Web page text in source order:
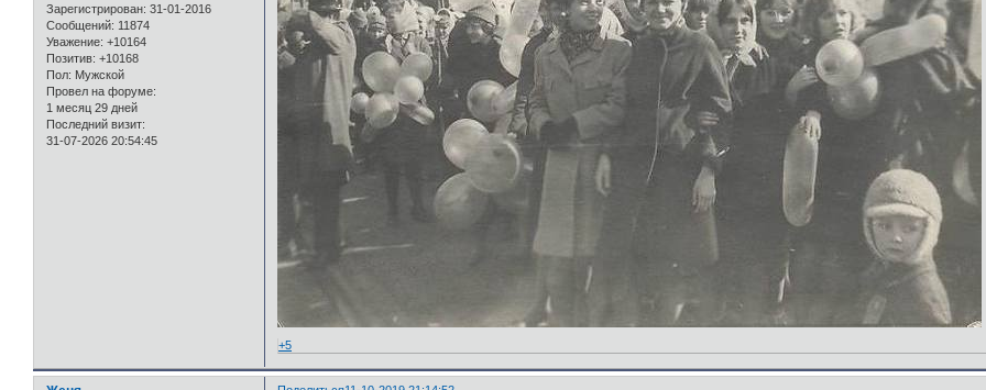
Зарегистрирован: 31-01-2016
Сообщений: 11874
Уважение: +10164
Позитив: +10168
Пол: Мужской
Провел на форуме:
1 месяц 29 дней
Последний визит:
31-07-2026 20:54:45
+5